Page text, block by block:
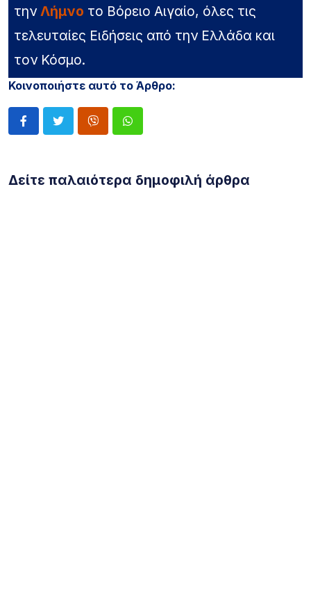
την Λήμνο το Βόρειο Αιγαίο, όλες τις
τελευταίες Ειδήσεις από την Ελλάδα και
τον Κόσμο.
Κοινοποιήστε αυτό το Άρθρο:
Δείτε παλαιότερα δημοφιλή άρθρα